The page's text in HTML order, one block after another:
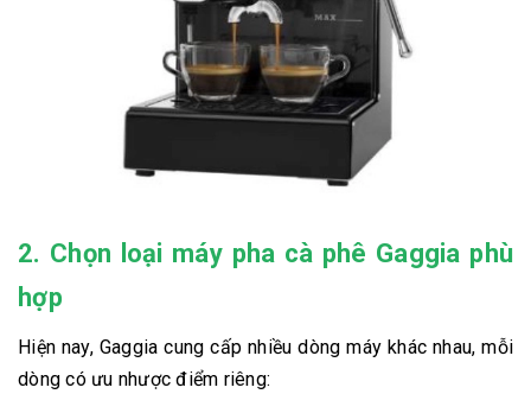
2. Chọn loại máy pha cà phê Gaggia phù
hợp
Hiện nay, Gaggia cung cấp nhiều dòng máy khác nhau, mỗi
dòng có ưu nhược điểm riêng: